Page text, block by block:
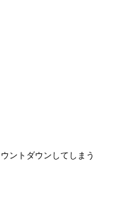
ントダウンしてしまう